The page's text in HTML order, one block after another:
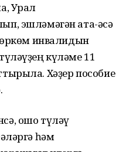
Урал
эшләмәгән ата-әсә
инвалидын
күләме 11
Хәҙер пособие
ошо түләү
һәм